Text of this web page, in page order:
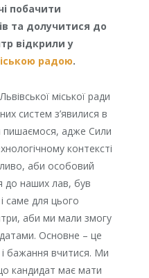
побачити
та долучитися до
відкрили у
радою.
систем з’явилися в
пишаємося, адже Сили
контексті
аби особовий
до наших лав, був
саме для цього
аби ми мали змогу
Основне – це
і бажання вчитися. Ми
кандидат має мати